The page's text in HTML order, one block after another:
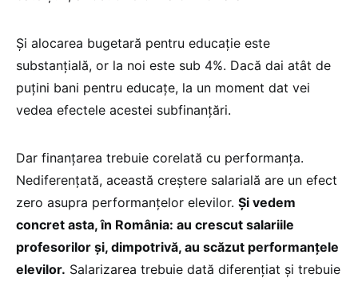
Și alocarea bugetară pentru educație este
substanțială, or la noi este sub 4%. Dacă dai atât de
puțini bani pentru educațe, la un moment dat vei
vedea efectele acestei subfinanțări.
Dar finanțarea trebuie corelată cu performanța.
Nediferențată, această creștere salarială are un efect
zero asupra performanțelor elevilor. Și vedem
concret asta, în România: au crescut salariile
profesorilor și, dimpotrivă, au scăzut performanțele
elevilor. Salarizarea trebuie dată diferențiat și trebuie